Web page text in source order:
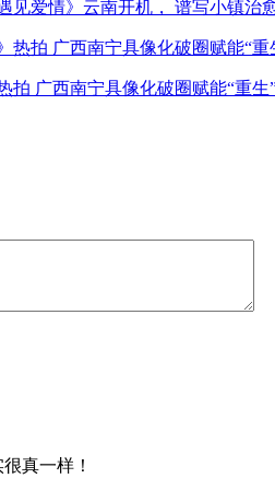
见爱情》云南开机， 谱写小镇治
拍 广西南宁具像化破圈赋能“重生
真一样！